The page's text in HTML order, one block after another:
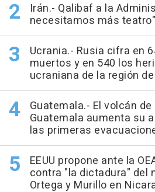
Irán.- Qalibaf a la
necesitamos más teatro"
Ucrania.- Rusia cifra en
muertos y en 540 los
ucraniana de la región
Guatemala.- El volcán de
Guatemala aumenta su
las primeras
EEUU propone ante la
contra "la dictadura" del
Ortega y Murillo en